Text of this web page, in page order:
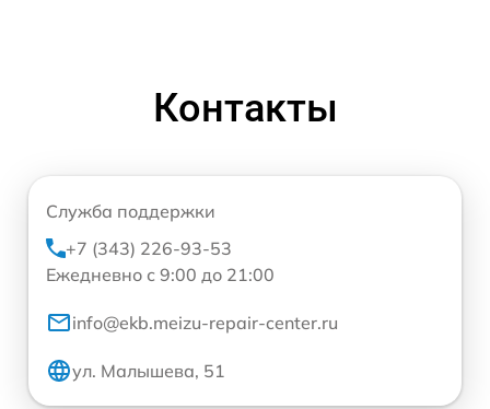
Контакты
Служба поддержки
+7 (343) 226-93-53
Ежедневно с 9:00 до 21:00
info@ekb.meizu-repair-center.ru
ул. Малышева, 51